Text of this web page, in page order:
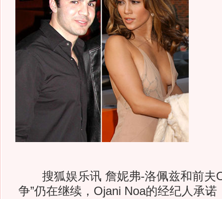
搜狐娱乐讯 詹妮弗-洛佩兹和前夫
争”仍在继续，Ojani Noa的经纪人承